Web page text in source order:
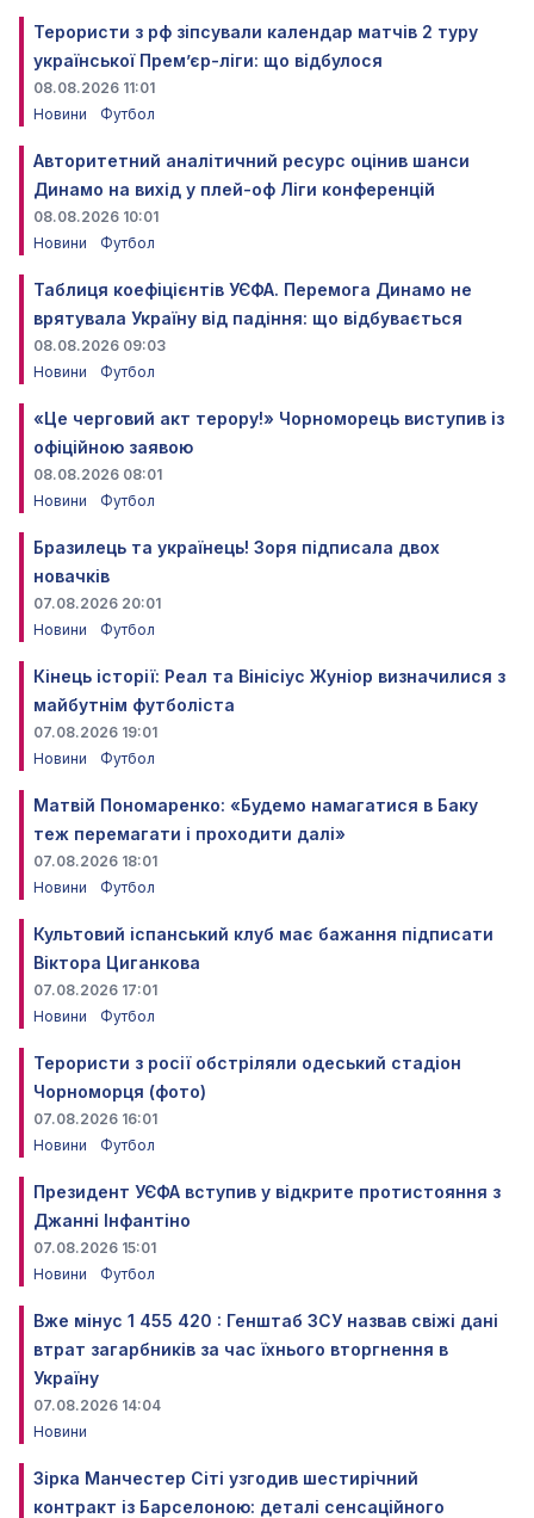
Терористи з рф зіпсували календар матчів 2 туру
української Прем’єр-ліги: що відбулося
08.08.2026 11:01
Новини
Футбол
Авторитетний аналітичний ресурс оцінив шанси
Динамо на вихід у плей-оф Ліги конференцій
08.08.2026 10:01
Новини
Футбол
Таблиця коефіцієнтів УЄФА. Перемога Динамо не
врятувала Україну від падіння: що відбувається
08.08.2026 09:03
Новини
Футбол
«Це черговий акт терору!» Чорноморець виступив із
офіційною заявою
08.08.2026 08:01
Новини
Футбол
Бразилець та українець! Зоря підписала двох
новачків
07.08.2026 20:01
Новини
Футбол
Кінець історії: Реал та Вінісіус Жуніор визначилися з
майбутнім футболіста
07.08.2026 19:01
Новини
Футбол
Матвій Пономаренко: «Будемо намагатися в Баку
теж перемагати і проходити далі»
07.08.2026 18:01
Новини
Футбол
Культовий іспанський клуб має бажання підписати
Віктора Циганкова
07.08.2026 17:01
Новини
Футбол
Терористи з росії обстріляли одеський стадіон
Чорноморця (фото)
07.08.2026 16:01
Новини
Футбол
Президент УЄФА вступив у відкрите протистояння з
Джанні Інфантіно
07.08.2026 15:01
Новини
Футбол
Вже мінус 1 455 420 : Генштаб ЗСУ назвав свіжі дані
втрат загарбників за час їхнього вторгнення в
Україну
07.08.2026 14:04
Новини
Зірка Манчестер Сіті узгодив шестирічний
контракт із Барселоною: деталі сенсаційного